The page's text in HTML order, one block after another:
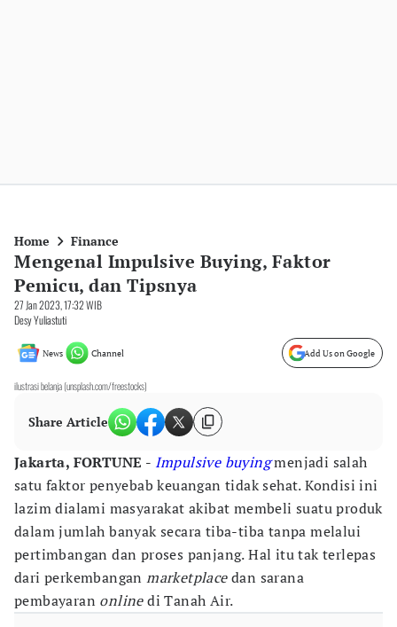
Home Finance
Mengenal Impulsive Buying, Faktor
Pemicu, dan Tipsnya
27 Jan 2023, 17:32 WIB
Desy Yuliastuti
News Channel Add Us on Google
ilustrasi belanja (unsplash.com/freestocks)
Share Article
Jakarta, FORTUNE - Impulsive buyingmenjadi salah
satu faktor penyebab keuangan tidak sehat. Kondisi ini
lazim dialami masyarakat akibat membeli suatu produk
dalam jumlah banyak secara tiba-tiba tanpa melalui
pertimbangan dan proses panjang. Hal itu tak terlepas
dari perkembanganmarketplacedan sarana
pembayaran onlinedi Tanah Air.